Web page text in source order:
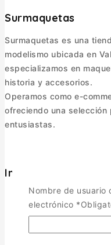
Surmaquetas
Surmaquetas es una
modelismo ubicada en
especializamos en
historia y accesorios.
Operamos como e-
ofreciendo una
entusiastas.
Informacion
Política de Envíos
Cambios y
Términos y
Nombre de usuario
electrónico *